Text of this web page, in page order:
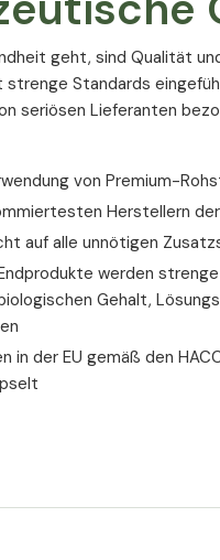
geht, sind Qualität
Standards
seriösen Lieferanten
von Premium-
Herstellern
auf alle unnötigen
werden
Gehalt,
in der EU gemäß den